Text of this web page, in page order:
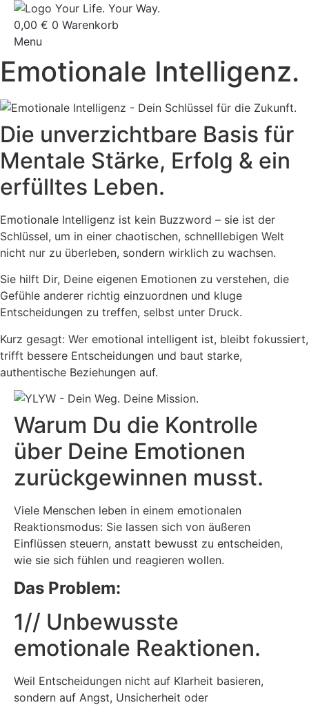
Zum
Inhalt
springen
0,00 € 0 Warenkorb
Menu
Emotionale Intelligenz.
Die unverzichtbare Basis für
Mentale Stärke, Erfolg & ein
erfülltes Leben.
Emotionale Intelligenz ist kein Buzzword – sie ist der
Schlüssel, um in einer chaotischen, schnelllebigen Welt
nicht nur zu überleben, sondern wirklich zu wachsen.
Sie hilft Dir, Deine eigenen Emotionen zu verstehen, die
Gefühle anderer richtig einzuordnen und kluge
Entscheidungen zu treffen, selbst unter Druck.
Kurz gesagt: Wer emotional intelligent ist, bleibt fokussiert,
trifft bessere Entscheidungen und baut starke,
authentische Beziehungen auf.
Warum Du die Kontrolle
über Deine Emotionen
zurückgewinnen musst.
Viele Menschen leben in einem emotionalen
Reaktionsmodus: Sie lassen sich von äußeren
Einflüssen steuern, anstatt bewusst zu entscheiden,
wie sie sich fühlen und reagieren wollen.
Das Problem:
1// Unbewusste
emotionale Reaktionen.
Weil Entscheidungen nicht auf Klarheit basieren,
sondern auf Angst, Unsicherheit oder